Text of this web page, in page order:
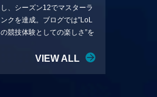
@mlunias（Photo by
Subaru.F.）
し、シーズン12でマスターラ
ンクを達成。ブログでは”LoL
の競技体験としての楽しさ”を
リーを愛し、元ADCメイン
VIEW ALL